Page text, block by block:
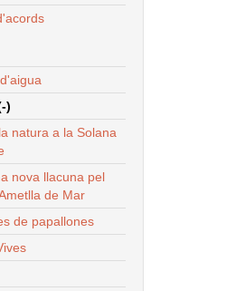
)
natura a la Solana
nova llacuna pel
de Mar
de papallones